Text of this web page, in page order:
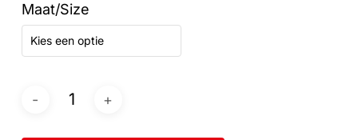
Maat/Size
Kies een optie